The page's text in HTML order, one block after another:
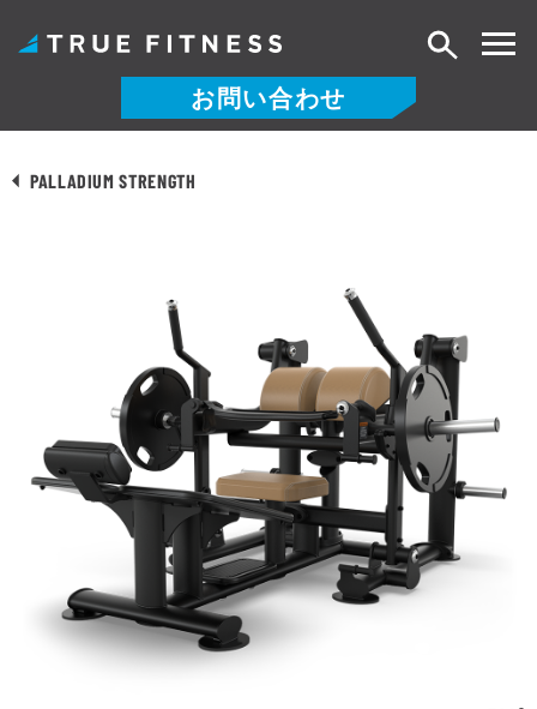
ン
お問い合わせ
検
PALLADIUM STRENGTH